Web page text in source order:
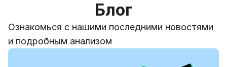
Блог
Ознакомься с нашими последними новостями
и подробным анализом